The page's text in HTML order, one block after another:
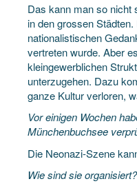
Das kann man so nicht
in den grossen
nationalistischen
vertreten wurde. Aber
kleingewerblichen
unterzugehen. Dazu
ganze Kultur verloren,
Vor einigen Wochen
Münchenbuchsee
Die Neonazi-Szene
Wie sind sie organisiert?